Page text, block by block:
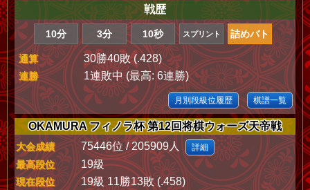
戦歴
10分 3分 10秒 スプリント 詰めバト
通算 30勝40敗 (.428)
連勝 1連敗中 (最高: 6連勝)
月別段級位履歴 棋譜一覧
OKAMURA フィノラ杯 第12回将棋ウォーズ天帝戦
大会成績 75446位 / 205909人 詳細
最高段位 19級
現在段位
19級 11勝13敗 (.458)